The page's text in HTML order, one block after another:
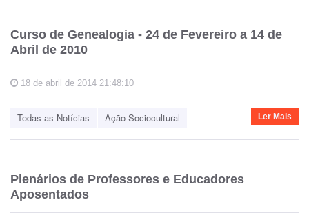
Curso de Genealogia - 24 de Fevereiro a 14 de
Abril de 2010
18 de abril de 2014 21:48:10
Todas as Notícias Ação Sociocultural Ler Mais
Plenários de Professores e Educadores
Aposentados